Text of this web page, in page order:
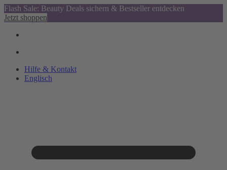
Flash Sale: Beauty Deals sichern & Bestseller entdecken
Jetzt shoppen
Hilfe & Kontakt
Englisch